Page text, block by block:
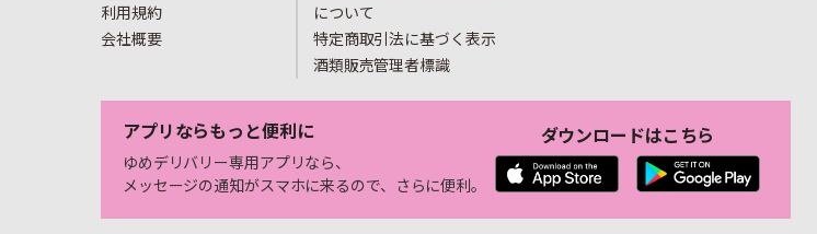
利用規約
会社概要
について
特定商取引法に基づく表示
酒類販売管理者標識
アプリならもっと便利に
ゆめデリバリー専用アプリなら、
メッセージの通知がスマホに来るので、さらに便利。
ダウンロードはこちら